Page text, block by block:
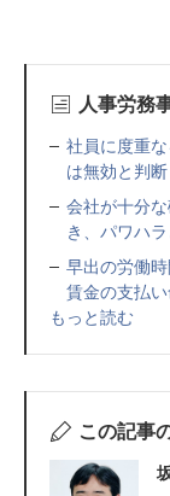
人事労務
社員に度重
は無効と判
会社が十分
き、パワハ
早出の労働
賃金の支払
もっと読む
この記事